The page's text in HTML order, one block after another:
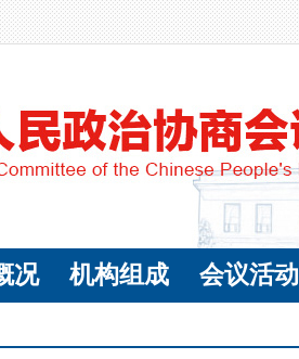
况 机构组成 会议活动